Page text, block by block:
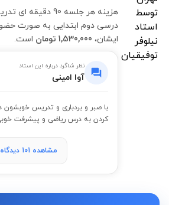
هزینه هر جلسه 90
درسی دوم ابتدایی به صورت
ایشان، 1,530,000 تومان است.
نظر شاگرد درباره این استاد
آوا امینی
با صبر و بردباری و تدریس
کردن به درس ریاضی و پیشرفت
مشاهده 101 دیدگاه دیگر